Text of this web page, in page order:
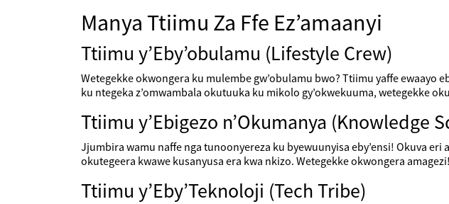
Manya Ttiimu Za Ffe Ez’amaanyi
Ttiimu y’Eby’obulamu (Lifestyle Crew)
Wetegekke okwongera ku mulembe gw’obulamu bwo? Ttiimu yaffe ewaayo
ku ntegeka z’omwambala okutuuka ku mikolo gy’okwekuuma, wetegekke
Ttiimu y’Ebigezo n’Okumanya (Knowledge
Jjumbira wamu naffe nga tunoonyereza ku byewuunyisa eby’ensi! Okuva
okutegeera kwawe kusanyusa era kwa nkizo. Wetegekke okwongera amagezi!
Ttiimu y’Eby’Teknoloji (Tech Tribe)